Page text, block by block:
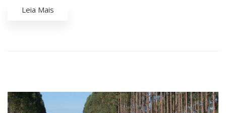
Leia Mais